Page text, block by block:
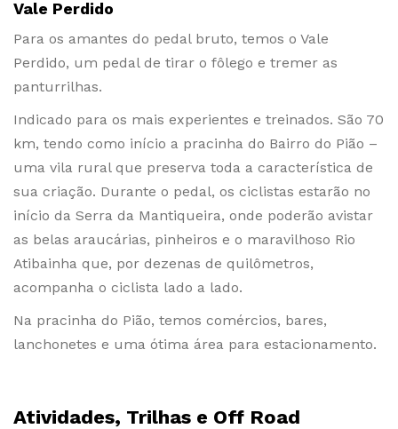
Vale Perdido
Para os amantes do pedal bruto, temos o Vale
Perdido, um pedal de tirar o fôlego e tremer as
panturrilhas.
Indicado para os mais experientes e treinados. São 70
km, tendo como início a pracinha do Bairro do Pião –
uma vila rural que preserva toda a característica de
sua criação. Durante o pedal, os ciclistas estarão no
início da Serra da Mantiqueira, onde poderão avistar
as belas araucárias, pinheiros e o maravilhoso Rio
Atibainha que, por dezenas de quilômetros,
acompanha o ciclista lado a lado.
Na pracinha do Pião, temos comércios, bares,
lanchonetes e uma ótima área para estacionamento.
Atividades, Trilhas e Off Road